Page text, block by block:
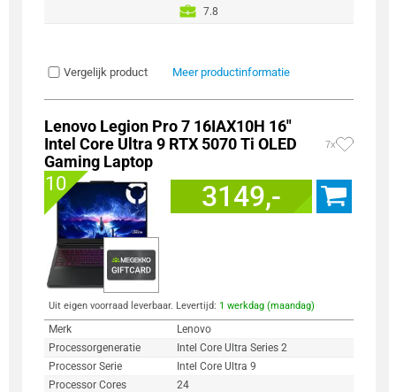
7.8
Vergelijk product Meer productinformatie
Lenovo Legion Pro 7 16IAX10H 16"
Intel Core Ultra 9 RTX 5070 Ti OLED
Gaming Laptop
7x
10 3149,-
Uit eigen voorraad leverbaar. Levertijd: 1 werkdag (maandag)
Merk
Lenovo
Processorgeneratie
Intel Core Ultra Series 2
Processor Serie
Intel Core Ultra 9
Processor Cores
24